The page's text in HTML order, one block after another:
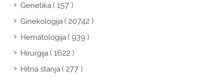
Genetika( 157 )
Ginekologija( 20742 )
Hematologija( 939 )
Hirurgija( 1622 )
Hitna stanja( 277 )